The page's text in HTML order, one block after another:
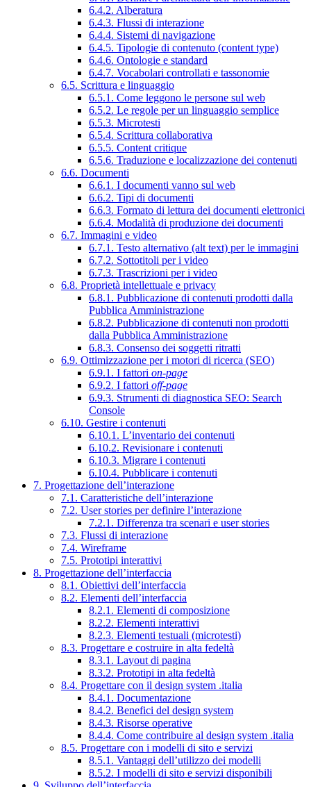
6.4.2. Alberatura
6.4.3. Flussi di interazione
6.4.4. Sistemi di navigazione
6.4.5. Tipologie di contenuto (content type)
6.4.6. Ontologie e standard
6.4.7. Vocabolari controllati e tassonomie
6.5. Scrittura e linguaggio
6.5.1. Come leggono le persone sul web
6.5.2. Le regole per un linguaggio semplice
6.5.3. Microtesti
6.5.4. Scrittura collaborativa
6.5.5. Content critique
6.5.6. Traduzione e localizzazione dei contenuti
6.6. Documenti
6.6.1. I documenti vanno sul web
6.6.2. Tipi di documenti
6.6.3. Formato di lettura dei documenti elettronici
6.6.4. Modalità di produzione dei documenti
6.7. Immagini e video
6.7.1. Testo alternativo (alt text) per le immagini
6.7.2. Sottotitoli per i video
6.7.3. Trascrizioni per i video
6.8. Proprietà intellettuale e privacy
6.8.1. Pubblicazione di contenuti prodotti dalla
Pubblica Amministrazione
6.8.2. Pubblicazione di contenuti non prodotti
dalla Pubblica Amministrazione
6.8.3. Consenso dei soggetti ritratti
6.9. Ottimizzazione per i motori di ricerca (SEO)
6.9.1. I fattori on-page
6.9.2. I fattori off-page
6.9.3. Strumenti di diagnostica SEO: Search
Console
6.10. Gestire i contenuti
6.10.1. L’inventario dei contenuti
6.10.2. Revisionare i contenuti
6.10.3. Migrare i contenuti
6.10.4. Pubblicare i contenuti
7. Progettazione dell’interazione
7.1. Caratteristiche dell’interazione
7.2. User stories per definire l’interazione
7.2.1. Differenza tra scenari e user stories
7.3. Flussi di interazione
7.4. Wireframe
7.5. Prototipi interattivi
8. Progettazione dell’interfaccia
8.1. Obiettivi dell’interfaccia
8.2. Elementi dell’interfaccia
8.2.1. Elementi di composizione
8.2.2. Elementi interattivi
8.2.3. Elementi testuali (microtesti)
8.3. Progettare e costruire in alta fedeltà
8.3.1. Layout di pagina
8.3.2. Prototipi in alta fedeltà
8.4. Progettare con il design system .italia
8.4.1. Documentazione
8.4.2. Benefici del design system
8.4.3. Risorse operative
8.4.4. Come contribuire al design system .italia
8.5. Progettare con i modelli di sito e servizi
8.5.1. Vantaggi dell’utilizzo dei modelli
8.5.2. I modelli di sito e servizi disponibili